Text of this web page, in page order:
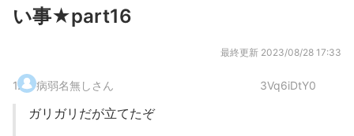
い事★part16
最終更新 2023/08/28 17:33
1. 病弱名無しさん 3Vq6iDtY0
ガリガリだが立てたぞ